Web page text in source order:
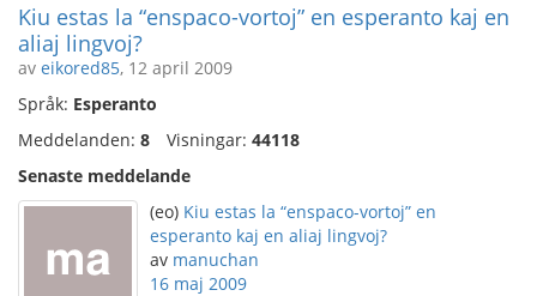
Kiu estas la “enspaco-vortoj” en esperanto kaj en
aliaj lingvoj?
av eikored85, 12 april 2009
Språk: Esperanto
Meddelanden: 8 Visningar: 44118
Senaste meddelande
(eo) Kiu estas la “enspaco-vortoj” en
esperanto kaj en aliaj lingvoj?
av manuchan
16 maj 2009